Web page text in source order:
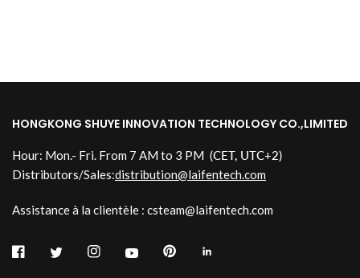
HONGKONG SHUYE INNOVATION TECHNOLOGY CO.,LIMITED
Hour: Mon.- Fri. From 7 AM to 3 PM (CET, UTC+2)
Distributors/Sales:distribution@laifentech.com
Assistance à la clientèle : csteam@laifentech.com